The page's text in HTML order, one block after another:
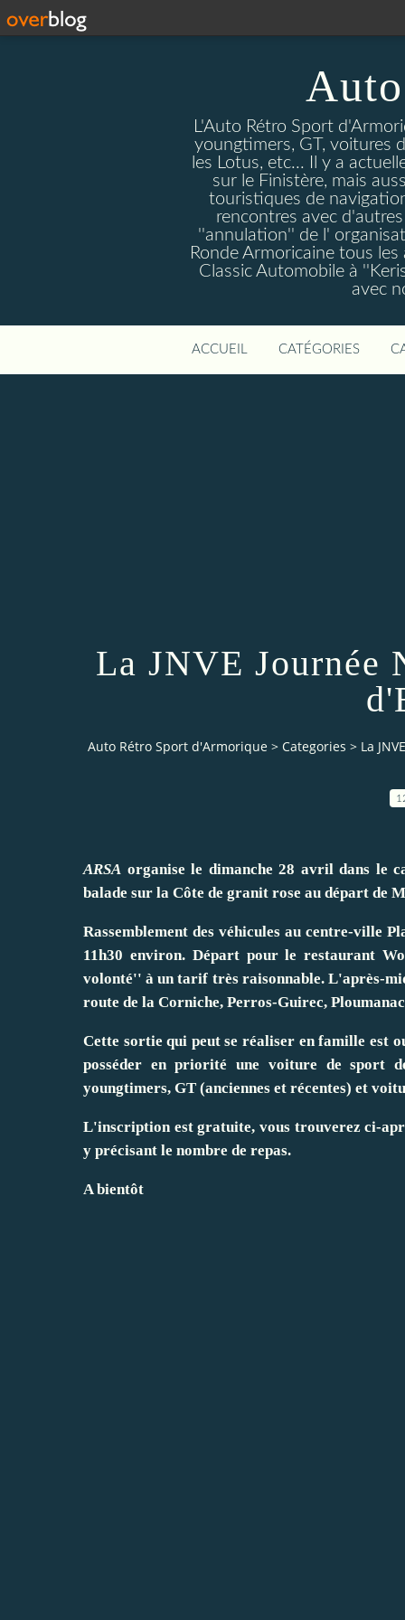
L'Auto Rétro Sport
youngtimers, GT, voitures
les Lotus, etc... Il y a
sur le Finistère, mais
touristiques de
rencontres avec
''annulation'' de l'
Ronde Armoricaine tous
Classic Automobile à
avec
ACCUEIL CATÉGORIES
La JNVE Journée
Auto Rétro Sport d'Armorique > Categories > La
ARSA organise le dimanche 28 avril dans le
balade sur la Côte de granit rose au départ de
Rassemblement des véhicules au centre-ville
11h30 environ. Départ pour le restaurant
volonté'' à un tarif très raisonnable. L'après-
route de la Corniche, Perros-Guirec,
Cette sortie qui peut se réaliser en famille est
posséder en priorité une voiture de sport
youngtimers, GT (anciennes et récentes) et
L'inscription est gratuite, vous trouverez ci-
y précisant le nombre de repas.
A bientôt